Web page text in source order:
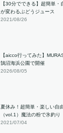
【30分でできる】超簡単
が変わるぶどうジュース
2021/08/26
【aicco行ってみた】
鵠沼海浜公園で開催
2026/08/05
夏休み！超簡単・楽しい自
（vol.1）魔法の粉で氷釣り
2021/07/04